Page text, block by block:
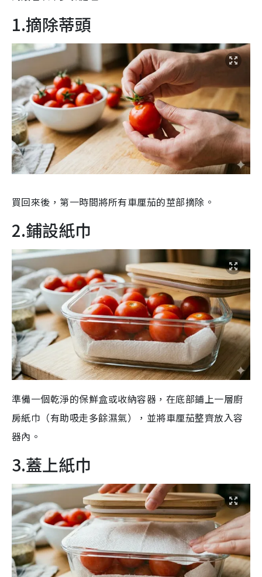
1.摘除蒂頭
買回來後，第一時間將所有車厘茄的莖部摘除。
2.鋪設紙巾
準備一個乾淨的保鮮盒或收納容器，在底部鋪上一層廚
房紙巾（有助吸走多餘濕氣），並將車厘茄整齊放入容
器內。
3.蓋上紙巾